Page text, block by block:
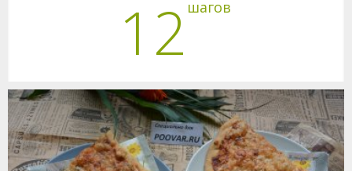
12 шагов